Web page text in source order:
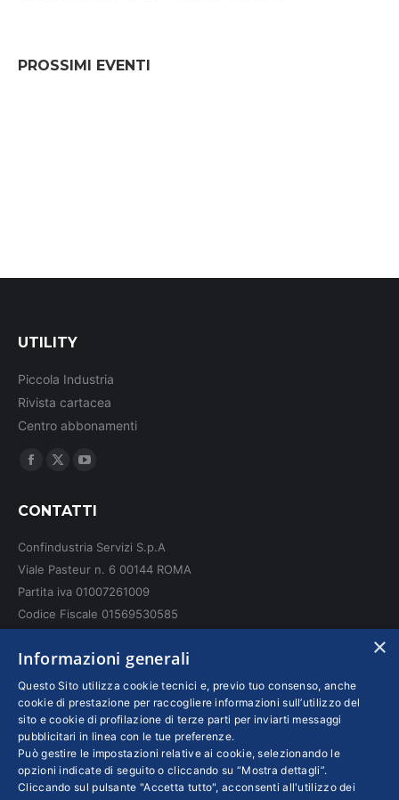
PROSSIMI EVENTI
UTILITY
Piccola Industria
Rivista cartacea
Centro abbonamenti
Ci puoi trovare su:
Facebook
opens
new
window
X
opens
window
opens
window
CONTATTI
Confindustria Servizi S.p.A
Viale Pasteur n. 6 00144 ROMA
Partita iva 01007261009
Codice Fiscale 01569530585
INFO LEGALI
Colophon editoriali
Disclaimer
Privacy
Coordinate Bancarie
×
Informazioni generali
Questo Sito utilizza cookie tecnici e, previo tuo consenso, anche
cookie di prestazione per raccogliere informazioni sull’utilizzo del
sito e cookie di profilazione di terze parti per inviarti messaggi
pubblicitari in linea con le tue preferenze.
Può gestire le impostazioni relative ai cookie, selezionando le
opzioni indicate di seguito o cliccando su “Mostra dettagli”.
Cliccando sul pulsante "Accetta tutto", acconsenti all'utilizzo dei